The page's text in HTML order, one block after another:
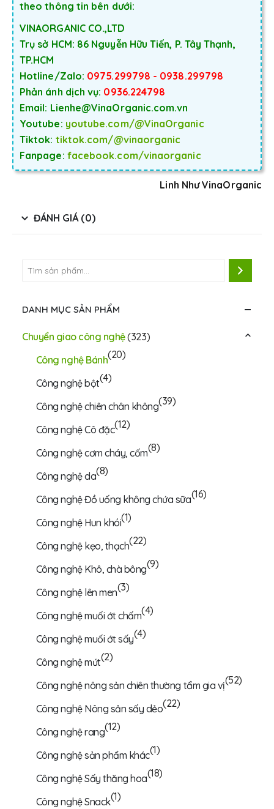
theo thông tin bên dưới:
VINAORGANIC CO.,LTD
Trụ sở HCM: 86 Nguyễn Hữu Tiến, P. Tây Thạnh,
TP.HCM
Hotline/Zalo: 0975.299798 - 0938.299798
Phản ánh dịch vụ: 0936.224798
Email: Lienhe@VinaOrganic.com.vn
Youtube: youtube.com/@VinaOrganic
Tiktok: tiktok.com/@vinaorganic
Fanpage: facebook.com/vinaorganic
Linh Như VinaOrganic
ĐÁNH GIÁ (0)
DANH MỤC SẢN PHẨM
Chuyển giao công nghệ(323)
Công nghệ Bánh(20)
Công nghệ bột(4)
Công nghệ chiên chân không(39)
Công nghệ Cô đặc(12)
Công nghệ cơm cháy, cốm(8)
Công nghệ da(8)
Công nghệ Đồ uống không chứa sữa(16)
Công nghệ Hun khói(1)
Công nghệ kẹo, thạch(22)
Công nghệ Khô, chà bông(9)
Công nghệ lên men(3)
Công nghệ muối ớt chấm(4)
Công nghệ muối ớt sấy(4)
Công nghệ mứt(2)
Công nghệ nông sản chiên thường tẩm gia vị(52)
Công nghệ Nông sản sấy dẻo(22)
Công nghệ rang(12)
Công nghệ sản phẩm khác(1)
Công nghệ Sấy thăng hoa(18)
Công nghệ Snack(1)